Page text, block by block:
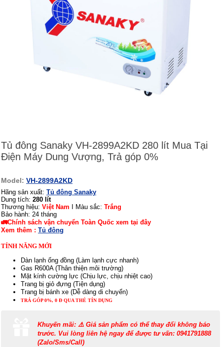
Tủ đông Sanaky VH-2899A2KD 280 lít Mua Tại
Điện Máy Dung Vượng, Trả góp 0%
Model: VH-2899A2KD
Hãng sản xuất: Tủ đông Sanaky
Dung tích: 280 lít
Thương hiệu: Việt Nam I Màu sắc: Trắng
Bảo hành: 24 tháng
🚛Chính sách vận chuyển Toàn Quốc xem tại đây
Xem thêm : Tủ đông
TÍNH NĂNG MỚI
Dàn lạnh ống đồng (Làm lạnh cực nhanh)
Gas R600A (Thân thiện môi trường)
Mặt kính cường lực (Chịu lực, chịu nhiệt cao)
Trang bị giỏ đựng (Tiện dụng)
Trang bị bánh xe (Dễ dàng di chuyển)
TRẢ GÓP 0%, 0 Đ QUA THẺ TÍN DỤNG
Khuyến mãi: ⚠️ Giá sản phẩm có thể thay đổi không báo
trước. Vui lòng liên hệ ngay để được tư vấn: 0941791888
(Zalo/Sms/Call)